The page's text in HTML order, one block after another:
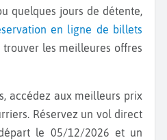
quelques jours de détente,
en ligne de billets
trouver les meilleures offres
Réservez un vol direct
le 05/12/2026 et un